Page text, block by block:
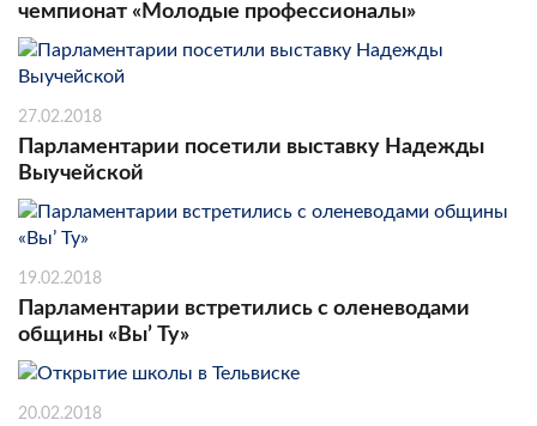
чемпионат «Молодые профессионалы»
27.02.2018
Парламентарии посетили выставку Надежды
Выучейской
19.02.2018
Парламентарии встретились с оленеводами
общины «Вы’ Ту»
20.02.2018